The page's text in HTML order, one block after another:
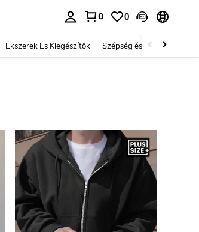
0 0
Ékszerek És Kiegészítők Szépség és egészség